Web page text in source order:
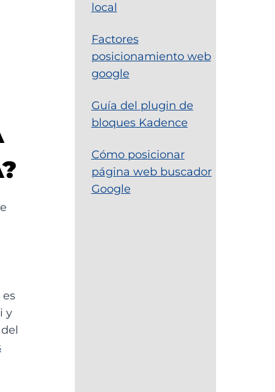
y
local
Factores
posicionamiento web
google
Guía del plugin de
bloques Kadence
Cómo posicionar
página web buscador
Google